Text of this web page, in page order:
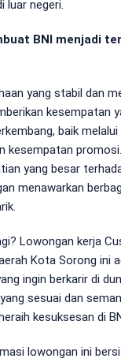
luar negeri.
BNI menjadi
yang stabil dan
kesempatan
baik
kesempatan
yang besar
menawarkan
Lowongan kerja
Kota Sorong ini
ingin berkarir di
sesuai dan
kesuksesan di
lowongan ini